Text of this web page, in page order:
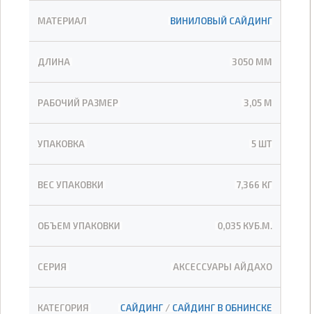
МАТЕРИАЛ ВИНИЛОВЫЙ САЙДИНГ
ДЛИНА 3050 ММ
РАБОЧИЙ РАЗМЕР 3,05 М
УПАКОВКА 5 ШТ
ВЕС УПАКОВКИ 7,366 КГ
ОБЪЕМ УПАКОВКИ 0,035 КУБ.М.
СЕРИЯ АКСЕССУАРЫ АЙДАХО
КАТЕГОРИЯ САЙДИНГ / САЙДИНГ В ОБНИНСКЕ